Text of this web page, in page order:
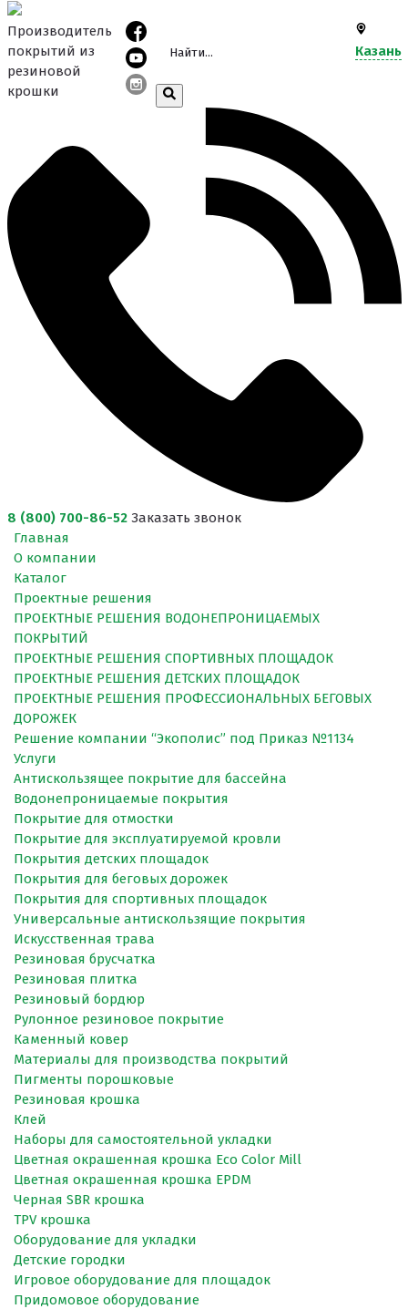
Производитель
покрытий из
резиновой
крошки
Казань
8 (800) 700-86-52 Заказать звонок
Главная
О компании
Каталог
Проектные решения
ПРОЕКТНЫЕ РЕШЕНИЯ ВОДОНЕПРОНИЦАЕМЫХ
ПОКРЫТИЙ
ПРОЕКТНЫЕ РЕШЕНИЯ СПОРТИВНЫХ ПЛОЩАДОК
ПРОЕКТНЫЕ РЕШЕНИЯ ДЕТСКИХ ПЛОЩАДОК
ПРОЕКТНЫЕ РЕШЕНИЯ ПРОФЕССИОНАЛЬНЫХ БЕГОВЫХ
ДОРОЖЕК
Решение компании “Экополис” под Приказ №1134
Услуги
Антискользящее покрытие для бассейна
Водонепроницаемые покрытия
Покрытие для отмостки
Покрытие для эксплуатируемой кровли
Покрытия детских площадок
Покрытия для беговых дорожек
Покрытия для спортивных площадок
Универсальные антискользящие покрытия
Искусственная трава
Резиновая брусчатка
Резиновая плитка
Резиновый бордюр
Рулонное резиновое покрытие
Каменный ковер
Материалы для производства покрытий
Пигменты порошковые
Резиновая крошка
Клей
Наборы для самостоятельной укладки
Цветная окрашенная крошка Eco Color Mill
Цветная окрашенная крошка EPDM
Черная SBR крошка
TPV крошка
Оборудование для укладки
Детские городки
Игровое оборудование для площадок
Придомовое оборудование